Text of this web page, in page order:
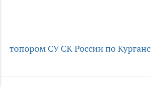
топором СУ СК России по